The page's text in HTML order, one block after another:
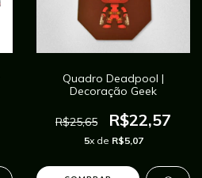
Quadro Deadpool |
Decoração Geek
R$25,65 R$22,57
5x de R$5,07